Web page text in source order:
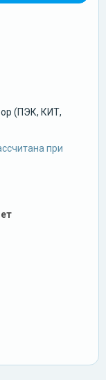
(ПЭК, КИТ,
при